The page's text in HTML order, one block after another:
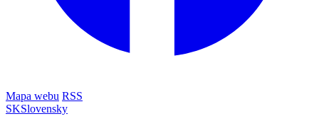
Mapa webu RSS
SKSlovensky